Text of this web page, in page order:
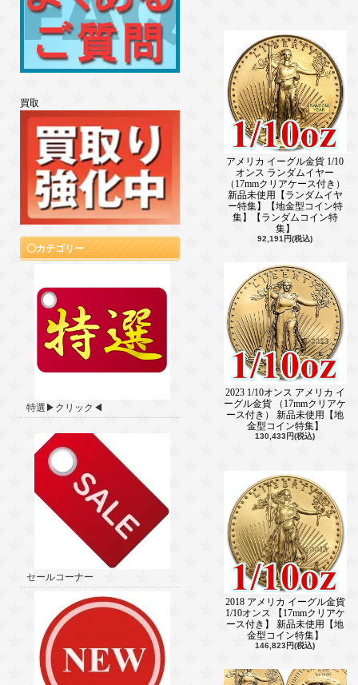
買取
カテゴリー
特選▶クリック◀
セールコーナー
アメリカ イーグル金貨 1/10
オンス ランダムイヤー
（17mmクリアケース付き）
新品未使用【ランダムイヤ
ー特集】【地金型コイン特
集】【ランダムコイン特
集】
92,191円(税込)
2023 1/10オンス アメリカ イ
ーグル金貨 （17mmクリアケ
ース付き） 新品未使用【地
金型コイン特集】
130,433円(税込)
2018 アメリカ イーグル金貨
1/10オンス 【17mmクリアケ
ース付き】 新品未使用【地
金型コイン特集】
146,823円(税込)